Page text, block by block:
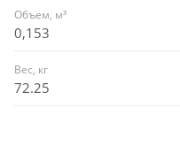
Объем, м³
0,153
Вес, кг
72.25